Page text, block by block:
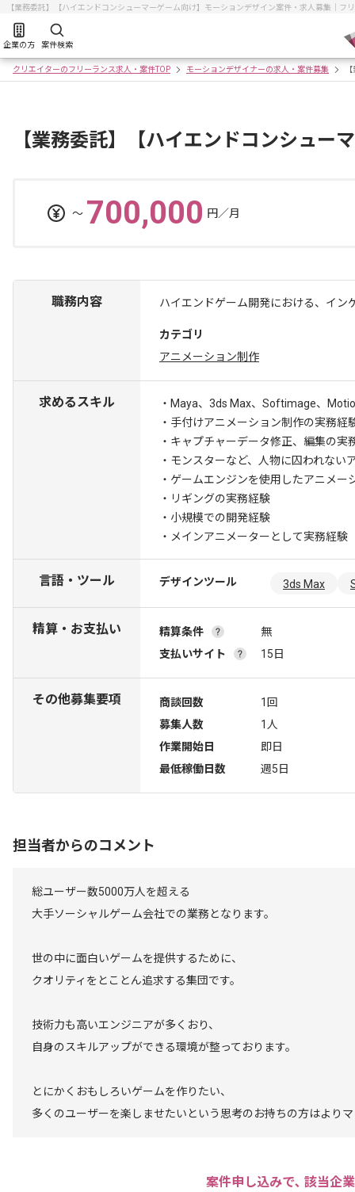
【業務委託】【ハイエンドコンシューマーゲーム向け】モーションデザイン案件・求人募集｜フ
企業の方 案件検索
クリエイターのフリーランス求人・案件TOP モーションデザイナーの求人・案件募集
【業務委託】【ハイエンドコンシュー
〜 700,000 円／月
職務内容 ハイエンドゲーム開発における、イン
カテゴリ
アニメーション制作
求めるスキル
・Maya、3ds Max、Softimage、
・手付けアニメーション制作の実務経
・キャプチャーデータ修正、編集の実
・モンスターなど、人物に囚われない
・ゲームエンジンを使用したアニメー
・リギングの実務経験
・小規模での開発経験
・メインアニメーターとして実務経験
言語・ツール デザインツール 3ds Max
精算・お支払い 精算条件
無
支払いサイト
15日
その他募集要項 商談回数
1回
募集人数
1人
作業開始日
即日
最低稼働日数
週5日
担当者からのコメント
総ユーザー数5000万人を超える
大手ソーシャルゲーム会社での業務となります。
世の中に面白いゲームを提供するために、
クオリティをとことん追求する集団です。
技術力も高いエンジニアが多くおり、
自身のスキルアップができる環境が整っております。
とにかくおもしろいゲームを作りたい、
多くのユーザーを楽しませたいという思考のお持ちの方はより
案件申し込みで､ 該当企